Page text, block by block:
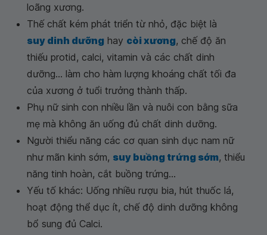
loãng xương.
Thế chất kém phát triển từ nhỏ, đặc biệt là
suy dinh dưỡng hay còi xương, chế độ ăn
thiếu protid, calci, vitamin và các chất dinh
dưỡng... làm cho hàm lượng khoáng chất tối đa
của xương ở tuổi trưởng thành thấp.
Phụ nữ sinh con nhiều lần và nuôi con bằng sữa
mẹ mà không ăn uống đủ chất dinh dưỡng.
Người thiểu năng các cơ quan sinh dục nam nữ
như mãn kinh sớm, suy buồng trứng sớm, thiểu
năng tinh hoàn, cắt buồng trứng...
Yếu tố khác: Uống nhiều rượu bia, hút thuốc lá,
hoạt động thể dục ít, chế độ dinh dưỡng không
bổ sung đủ Calci.